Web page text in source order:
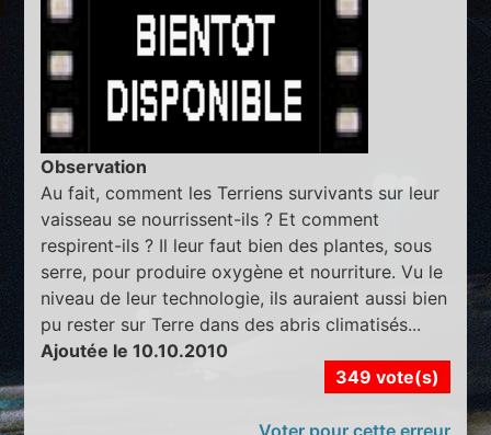
Observation
Au fait, comment les Terriens survivants sur leur
vaisseau se nourrissent-ils ? Et comment
respirent-ils ? Il leur faut bien des plantes, sous
serre, pour produire oxygène et nourriture. Vu le
niveau de leur technologie, ils auraient aussi bien
pu rester sur Terre dans des abris climatisés...
Ajoutée le 10.10.2010
349 vote(s)